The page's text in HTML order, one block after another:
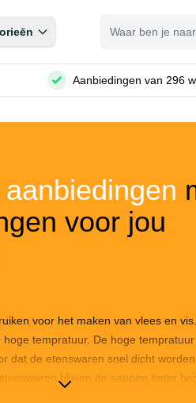
Aanbiedingen van 296
voor jou
voor het maken van vlees en
tempratuur. De hoge
dat de etenswaren snel dicht
blijven de sappen beter